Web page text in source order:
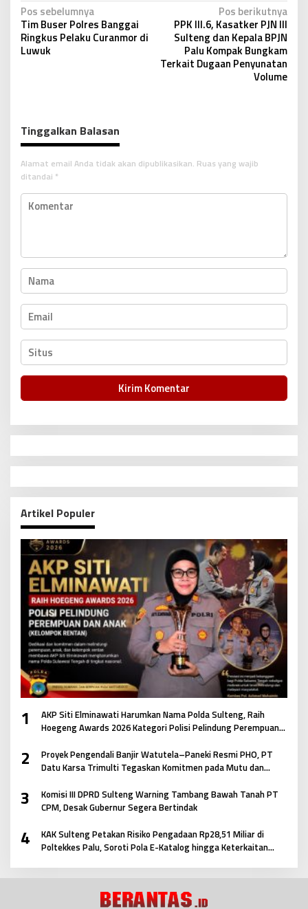
N
a
v
s
i
p
o
Pos sebelumnya
Tim Buser Polres Banggai
Ringkus Pelaku Curanmor di
Luwuk
Pos berikutnya
PPK lll.6, Kasatker PJN lll
Sulteng dan Kepala BPJN
Palu Kompak Bungkam
Terkait Dugaan Penyunatan
Volume
Tinggalkan Balasan
Alamat email Anda tidak akan dipublikasikan. Ruas yang wajib
ditandai *
Artikel Populer
1
AKP Siti Elminawati Harumkan Nama Polda Sulteng, Raih
Hoegeng Awards 2026 Kategori Polisi Pelindung Perempuan
2
Proyek Pengendali Banjir Watutela–Paneki Resmi PHO, PT
Datu Karsa Trimulti Tegaskan Komitmen pada Mutu dan
3
Komisi III DPRD Sulteng Warning Tambang Bawah Tanah PT
CPM, Desak Gubernur Segera Bertindak
4
KAK Sulteng Petakan Risiko Pengadaan Rp28,51 Miliar di
Poltekkes Palu, Soroti Pola E-Katalog hingga Keterkaitan